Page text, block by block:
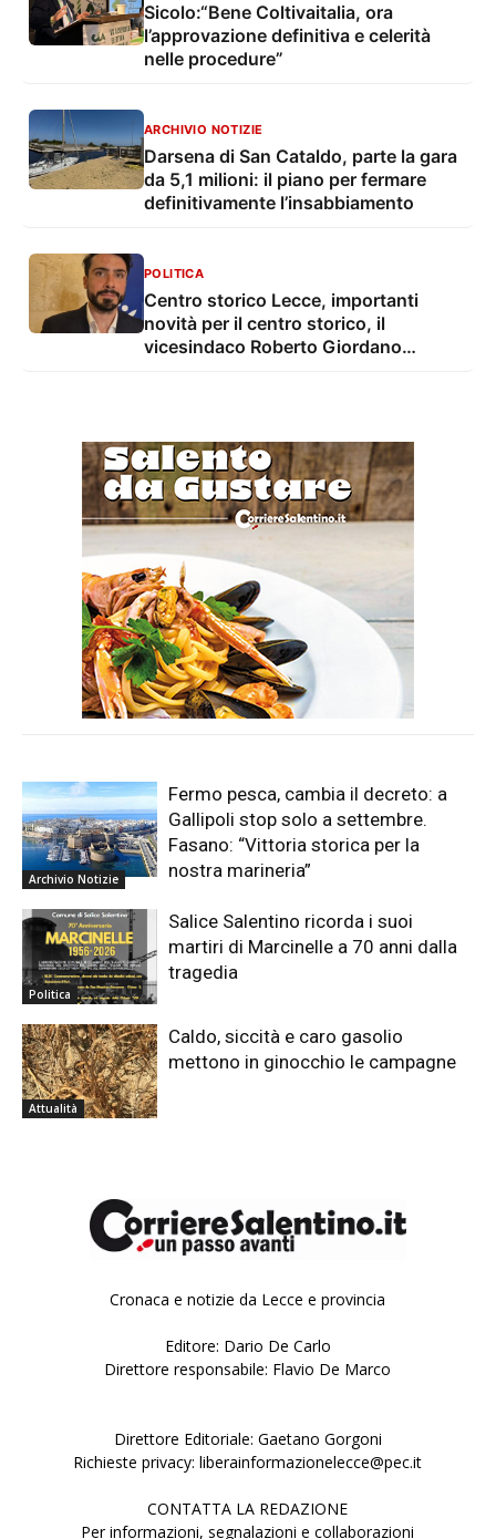
Sicolo:“Bene Coltivaitalia, ora
l’approvazione definitiva e celerità
nelle procedure”
ARCHIVIO NOTIZIE
Darsena di San Cataldo, parte la gara
da 5,1 milioni: il piano per fermare
definitivamente l’insabbiamento
POLITICA
Centro storico Lecce, importanti
novità per il centro storico, il
vicesindaco Roberto Giordano
Archivio Notizie
Fermo pesca, cambia il decreto: a
Gallipoli stop solo a settembre.
Fasano: “Vittoria storica per la
nostra marineria”
Politica
Salice Salentino ricorda i suoi
martiri di Marcinelle a 70 anni dalla
tragedia
Attualità
Caldo, siccità e caro gasolio
mettono in ginocchio le campagne
Cronaca e notizie da Lecce e provincia
Editore: Dario De Carlo
Direttore responsabile: Flavio De Marco
Direttore Editoriale: Gaetano Gorgoni
Richieste privacy: liberainformazionelecce@pec.it
CONTATTA LA REDAZIONE
Per informazioni, segnalazioni e collaborazioni